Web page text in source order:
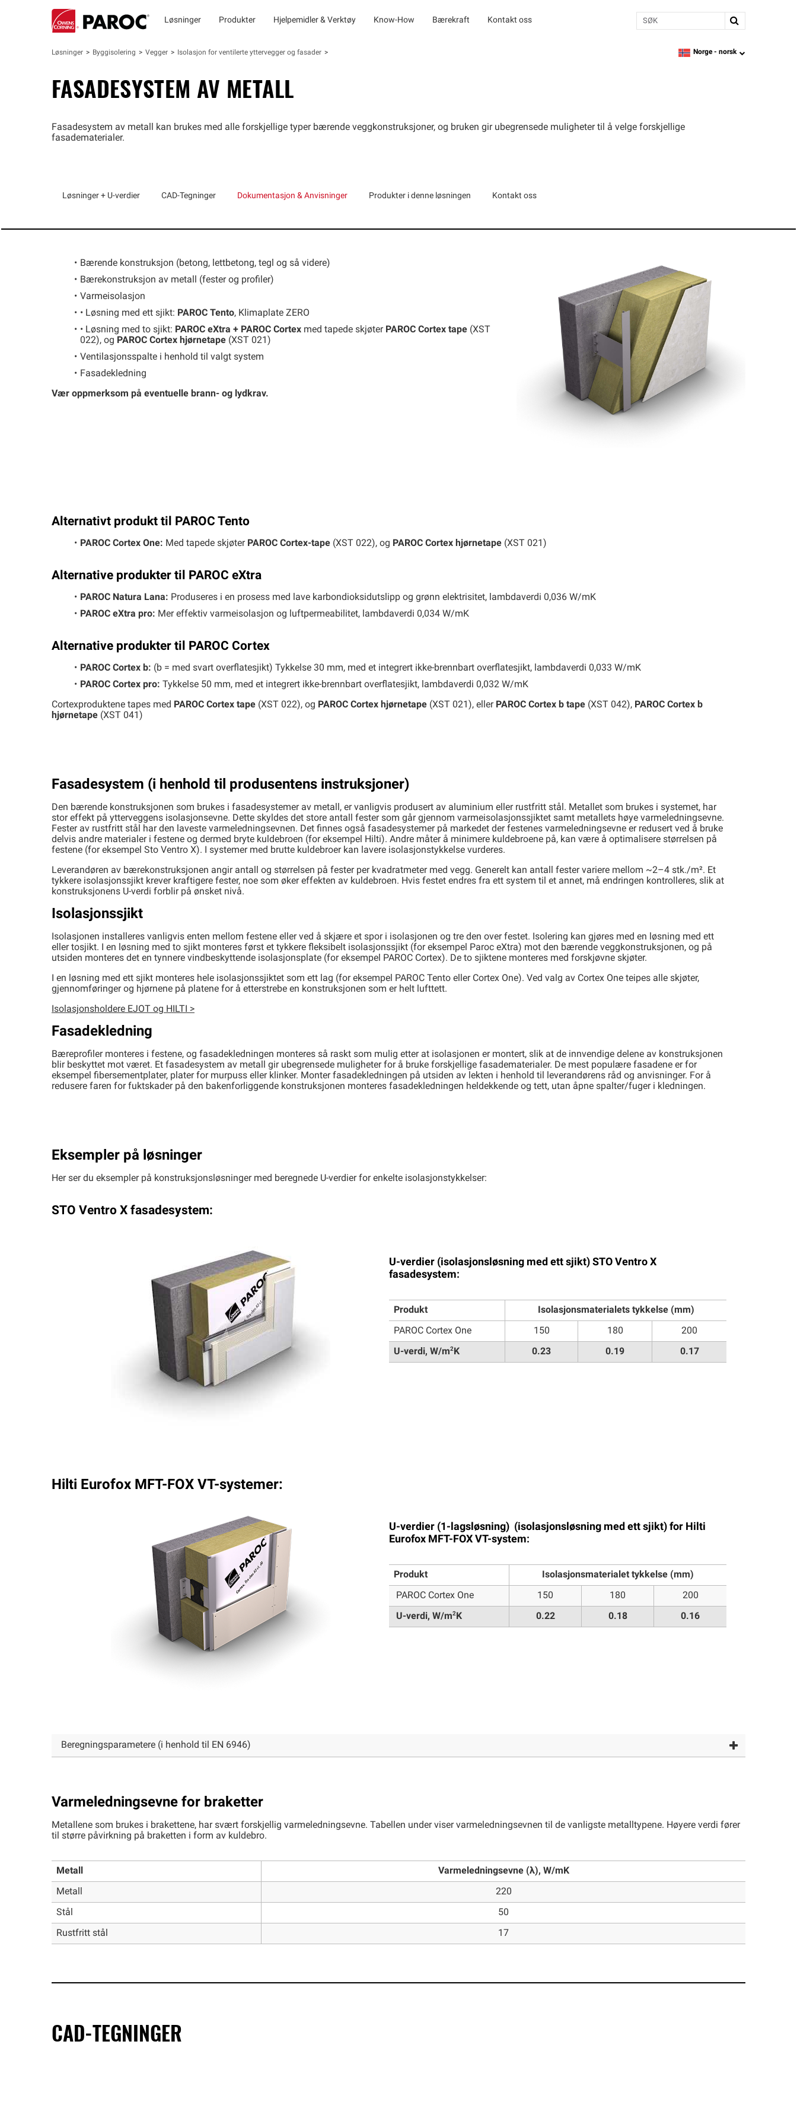
Løsninger Produkter Hjelpemidler & Verktøy Know-How Bærekraft Kontakt oss Søk
Løsninger Byggisolering Vegger Isolasjon for ventilerte yttervegger og fasader language
Norge - norsk
FASADESYSTEM AV METALL
Fasadesystem av metall kan brukes med alle forskjellige typer bærende veggkonstruksjoner, og bruken gir ubegrensede muligheter til å velge forskjellige
fasadematerialer.
Løsninger + U-verdier CAD-Tegninger Dokumentasjon & Anvisninger Produkter i denne løsningen Kontakt oss
Bærende konstruksjon (betong, lettbetong, tegl og så videre)
Bærekonstruksjon av metall (fester og profiler)
Varmeisolasjon
• Løsning med ett sjikt: PAROC Tento, Klimaplate ZERO
• Løsning med to sjikt: PAROC eXtra + PAROC Cortexmed tapede skjøter PAROC Cortex tape (XST
022), og PAROC Cortex hjørnetape (XST 021)
Ventilasjonsspalte i henhold til valgt system
Fasadekledning
Vær oppmerksom på eventuelle brann- og lydkrav.
Alternativt produkt til PAROC Tento
PAROC Cortex One: Med tapede skjøter PAROC Cortex-tape(XST 022), og PAROC Cortex hjørnetape(XST 021)
Alternative produkter til PAROC eXtra
PAROC Natura Lana: Produseres i en prosess med lave karbondioksidutslipp og grønn elektrisitet, lambdaverdi 0,036 W/mK
PAROC eXtra pro: Mer effektiv varmeisolasjon og luftpermeabilitet, lambdaverdi 0,034 W/mK
Alternative produkter til PAROC Cortex
PAROC Cortex b: (b = med svart overflatesjikt) Tykkelse 30 mm, med et integrert ikke-brennbart overflatesjikt, lambdaverdi 0,033 W/mK
PAROC Cortex pro: Tykkelse 50 mm, med et integrert ikke-brennbart overflatesjikt, lambdaverdi 0,032 W/mK
Cortexproduktene tapes med PAROC Cortex tape (XST 022), og PAROC Cortex hjørnetape (XST 021), eller PAROC Cortex b tape (XST 042), PAROC Cortex b
hjørnetape (XST 041)
Fasadesystem (i henhold til produsentens instruksjoner)
Den bærende konstruksjonen som brukes i fasadesystemer av metall, er vanligvis produsert av aluminium eller rustfritt stål. Metallet som brukes i systemet, har
stor effekt på ytterveggens isolasjonsevne. Dette skyldes det store antall fester som går gjennom varmeisolasjonssjiktet samt metallets høye varmeledningsevne.
Fester av rustfritt stål har den laveste varmeledningsevnen. Det finnes også fasadesystemer på markedet der festenes varmeledningsevne er redusert ved å bruke
delvis andre materialer i festene og dermed bryte kuldebroen (for eksempel Hilti). Andre måter å minimere kuldebroene på, kan være å optimalisere størrelsen på
festene (for eksempel Sto Ventro X). I systemer med brutte kuldebroer kan lavere isolasjonstykkelse vurderes.
Leverandøren av bærekonstruksjonen angir antall og størrelsen på fester per kvadratmeter med vegg. Generelt kan antall fester variere mellom ~2–4 stk./m². Et
tykkere isolasjonssjikt krever kraftigere fester, noe som øker effekten av kuldebroen. Hvis festet endres fra ett system til et annet, må endringen kontrolleres, slik at
konstruksjonens U-verdi forblir på ønsket nivå.
Isolasjonssjikt
Isolasjonen installeres vanligvis enten mellom festene eller ved å skjære et spor i isolasjonen og tre den over festet. Isolering kan gjøres med en løsning med ett
eller tosjikt. I en løsning med to sjikt monteres først et tykkere fleksibelt isolasjonssjikt (for eksempel Paroc eXtra) mot den bærende veggkonstruksjonen, og på
utsiden monteres det en tynnere vindbeskyttende isolasjonsplate (for eksempel PAROC Cortex). De to sjiktene monteres med forskjøvne skjøter.
I en løsning med ett sjikt monteres hele isolasjonssjiktet som ett lag (for eksempel PAROC Tento eller Cortex One). Ved valg av Cortex One teipes alle skjøter,
gjennomføringer og hjørnene på platene for å etterstrebe en konstruksjonen som er helt lufttett.
Isolasjonsholdere EJOT og HILTI >
Fasadekledning
Bæreprofiler monteres i festene, og fasadekledningen monteres så raskt som mulig etter at isolasjonen er montert, slik at de innvendige delene av konstruksjonen
blir beskyttet mot været. Et fasadesystem av metall gir ubegrensede muligheter for å bruke forskjellige fasadematerialer. De mest populære fasadene er for
eksempel fibersementplater, plater for murpuss eller klinker. Monter fasadekledningen på utsiden av lekten i henhold til leverandørens råd og anvisninger. For å
redusere faren for fuktskader på den bakenforliggende konstruksjonen monteres fasadekledningen heldekkende og tett, utan åpne spalter/fuger i kledningen.
Eksempler på løsninger
Her ser du eksempler på konstruksjonsløsninger med beregnede U-verdier for enkelte isolasjonstykkelser:
STO Ventro X fasadesystem:
U-verdier (isolasjonsløsning med ett sjikt) STO Ventro X
fasadesystem:
Produkt Isolasjonsmaterialets tykkelse (mm)
PAROC Cortex One 150 180 200
U-verdi, W/m2K 0.23 0.19 0.17
Hilti Eurofox MFT-FOX VT-systemer:
U-verdier (1-lagsløsning) (isolasjonsløsning med ett sjikt) for Hilti
Eurofox MFT-FOX VT-system:
Produkt Isolasjonsmaterialet tykkelse (mm)
PAROC Cortex One 150 180 200
U-verdi, W/m2K 0.22 0.18 0.16
Beregningsparametere (i henhold til EN 6946)
Varmeledningsevne for braketter
Metallene som brukes i brakettene, har svært forskjellig varmeledningsevne. Tabellen under viser varmeledningsevnen til de vanligste metalltypene. Høyere verdi fører
til større påvirkning på braketten i form av kuldebro.
Metall Varmeledningsevne (λ), W/mK
Metall 220
Stål 50
Rustfritt stål 17
CAD-TEGNINGER